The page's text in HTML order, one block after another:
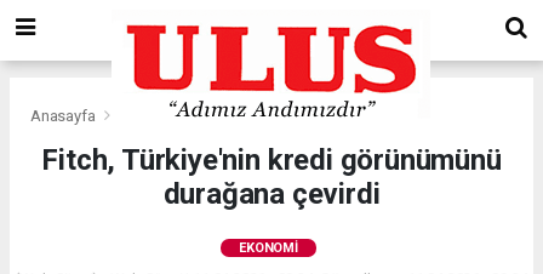
Anasayfa Ekonomi
Fitch, Türkiye'nin kredi görünümünü
durağana çevirdi
EKONOMI